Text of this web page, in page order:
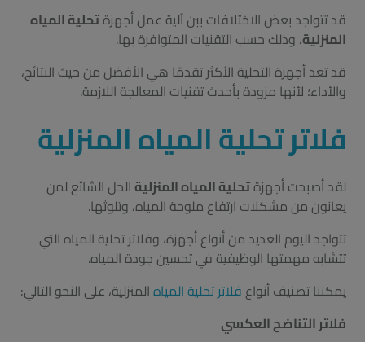
قد تتواجد بعض الاختلافات ببن آلية عمل أجهزةتحلية المياه
المنزلية، وذلك حسب التقنيات المتوافرة بها.
قد تعد أجهزة التحلية الأكثر تقدمًا هي الأفضل من حيث النتائج،
والأداء؛ لأنها مزودة بأحدث تقنيات المعالجة اللازمة.
فلاتر تحلية المياه المنزلية
لقد أصبحت أجهزةتحلية المياه المنزلية الحل الشائع لمن
يعانون من مشكلات ارتفاع ملوحة المياه، وتلوثها.
تتواجد اليوم العديد من أنواع أجهزة، وفلاتر تحلية المياه التي
تتشابه مهمتها الوظيفية في تحسين جودة المياه.
يمكننا تصنيف أنواع فلاتر تحلية المياهالمنزلية، على النحو التالي:
فلاتر التناضح العكسي